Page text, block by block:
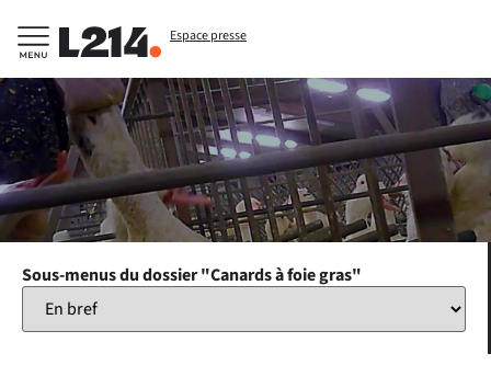
Espace presse
Sous-menus du dossier "Canards à foie gras"